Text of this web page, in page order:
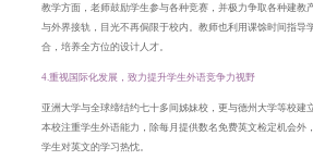
教学方面，老师鼓励学生参与各种竞赛，并极力争取各种建教
与外界接轨，
目光不再侷限于校内。教师也利用课馀时间指导
合，培养全方位的设计人才。
4.重视国际化发展，致力提升学生外语竞争力视野
亚洲大学与全球缔结约七十多间姊妹校，更与德州大学等校建
本校注重学生外语能力，除每月提供数名免费英文检定机会外
学生对英文的学习热忱。